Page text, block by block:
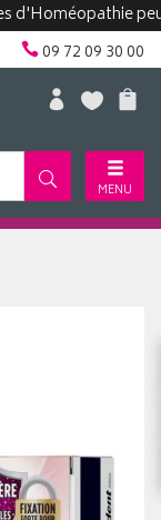
09 72 09 30 00
MENU